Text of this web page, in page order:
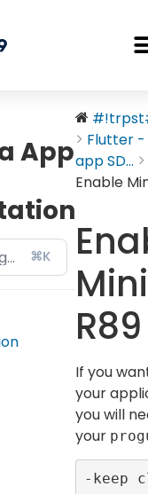
App
⌘K
Flutter -
app SD...
Enable
R89
If you
your
you will
your
-keep